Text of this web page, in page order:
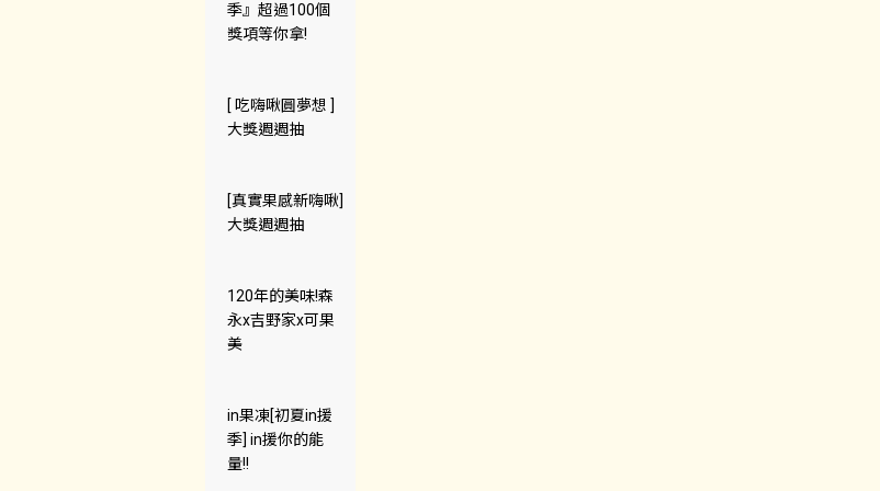
季』超過100個
獎項等你拿!
[ 吃嗨啾圓夢想 ]
大獎週週抽
[真實果感新嗨啾]
大獎週週抽
120年的美味!森
永x吉野家x可果
美
in果凍[初夏in援
季] in援你的能
量!!